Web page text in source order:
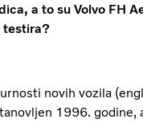
a to su Volvo FH
testira?
novih vozila
1996.